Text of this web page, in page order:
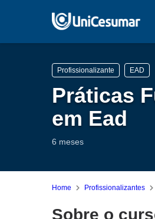
Profissionalizante EAD
Práticas
em Ead
6 meses
Home Profissionalizantes
Sobre o